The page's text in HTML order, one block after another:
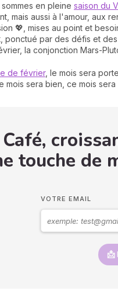
en pleine saison du
mais aussi à l'amour, aux
💖, mises au point et
ponctué par des défis et
la conjonction Mars-
de février, le mois sera
mois sera bien, ce mois sera
Café,
touche de
VOTRE EMAIL
📩